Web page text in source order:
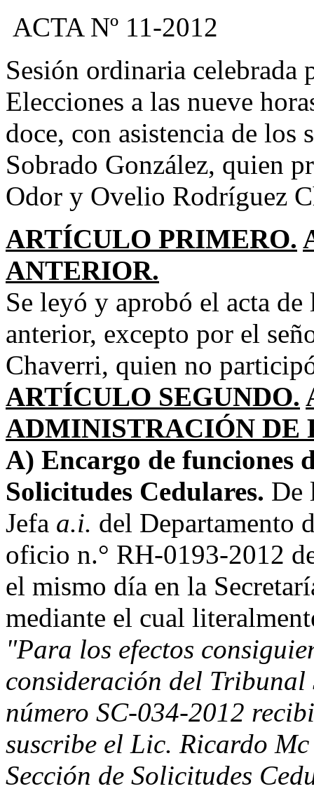
ACTA Nº 11-2012
Sesión ordinaria
Elecciones a las nueve
doce, con asistencia de
Sobrado González, quien
Odor y Ovelio Rodríguez
ARTÍCULO PRIMERO.
ANTERIOR.
Se leyó y aprobó el acta
anterior, excepto por el
Chaverri, quien no
ARTÍCULO SEGUNDO.
ADMINISTRACIÓN DE
A) Encargo de funciones
Solicitudes Cedulares. De
Jefa a.i. del Departamento
oficio n.° RH-0193-2012
el mismo día en la
mediante el cual
"Para los efectos
consideración del Tribunal
número SC-034-2012
suscribe el Lic. Ricardo
Sección de Solicitudes